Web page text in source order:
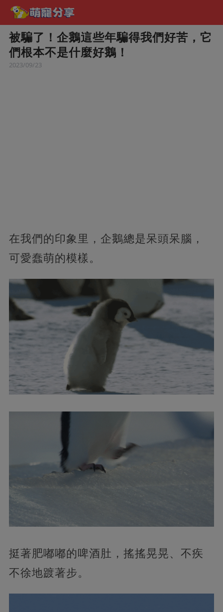
被騙了！企鵝這些年騙得我們好苦，它
們根本不是什麼好鵝！
2023/09/23
在我們的印象里，企鵝總是呆頭呆腦，
可愛蠢萌的模樣。
挺著肥嘟嘟的啤酒肚，搖搖晃晃、不疾
不徐地踱著步。